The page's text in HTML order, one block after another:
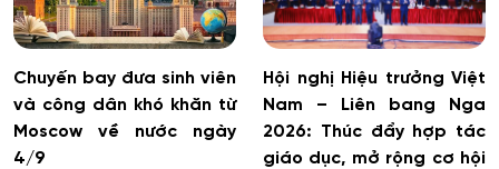
Chuyến bay đưa sinh viên
và công dân khó khăn từ
Moscow về nước ngày
4/9
Hội nghị Hiệu trưởng Việt
Nam – Liên bang Nga
2026: Thúc đẩy hợp tác
giáo dục, mở rộng cơ hội